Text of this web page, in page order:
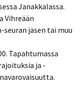
Janakkalassa.
Vihreään
jäsen tai muu
Tapahtumassa
ja -